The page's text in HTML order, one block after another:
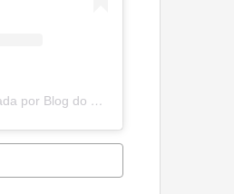
Uma publicação compartilhada por Blog do João Marcolino (@joaomarcolinoneto)